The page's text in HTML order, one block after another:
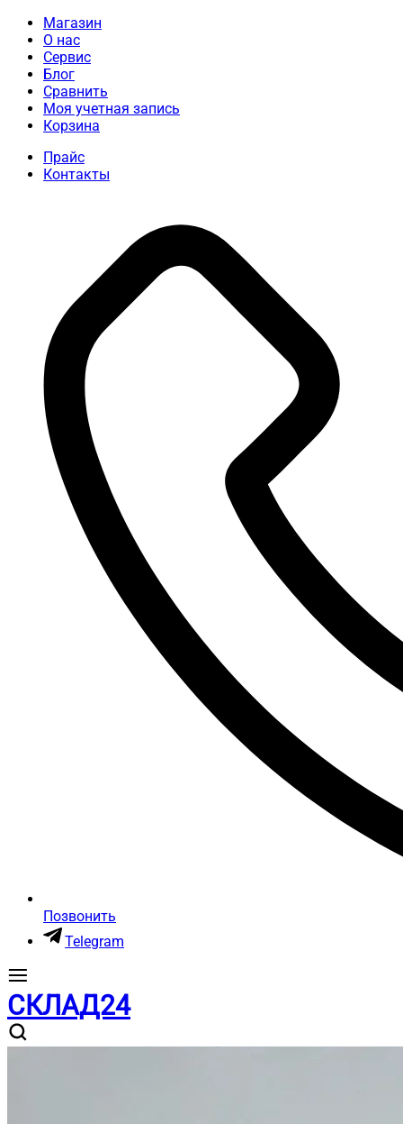
Магазин
О нас
Сервис
Блог
Сравнить
Моя учетная запись
Корзина
Прайс
Контакты
Позвонить
Telegram
СКЛАД24